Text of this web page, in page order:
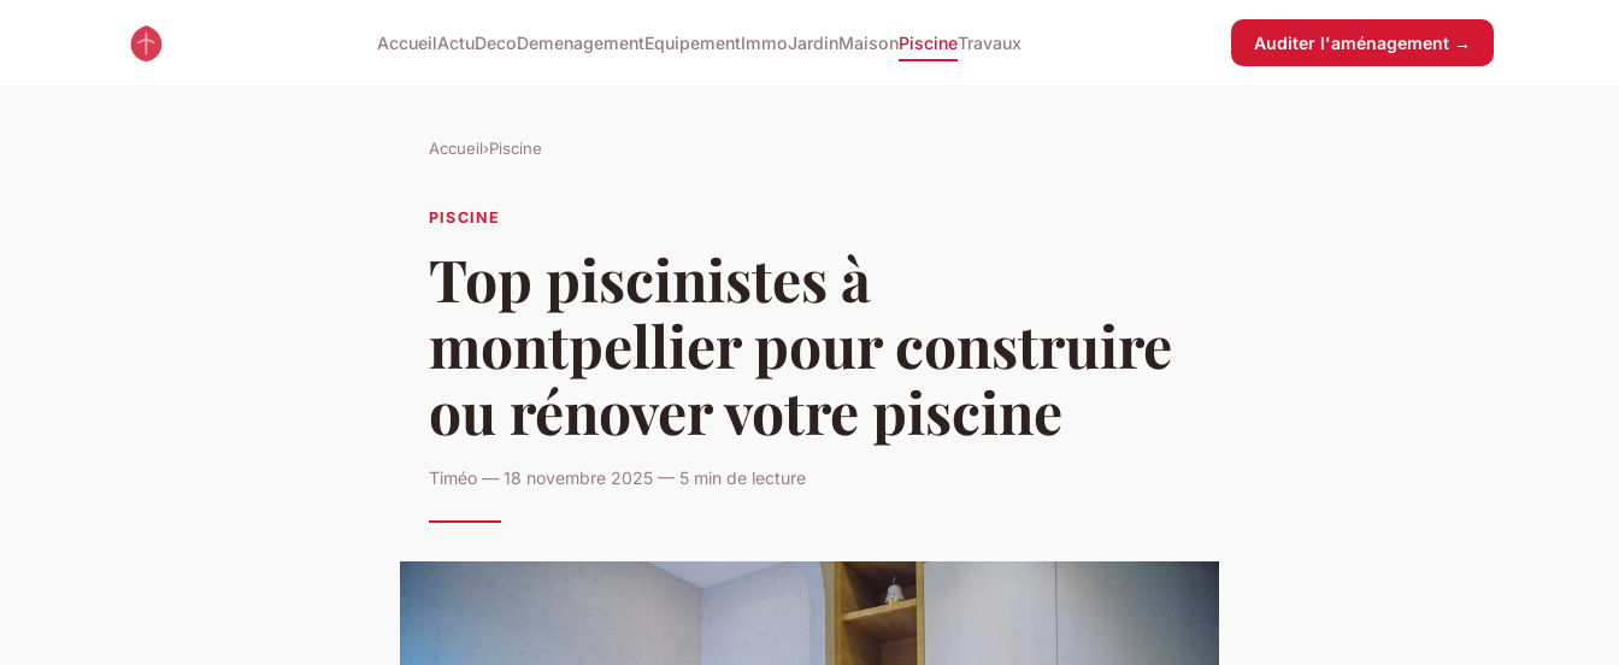
AccueilActuDecoDemenagementEquipementImmoJardinMaisonPiscineTravaux Auditer l'aménagement →
Accueil›Piscine
PISCINE
Top piscinistes à
montpellier pour construire
ou rénover votre piscine
Timéo — 18 novembre 2025 — 5 min de lecture